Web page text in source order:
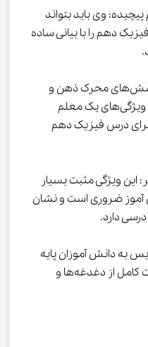
پیچیده: وی باید بتواند
دهم را با بیانی ساده
داشتن مهارت در طرح پرسش‌های محرک ذهن و
تقویت تفکر تحلیلی نیز از ویژگی‌های یک معلم
درس فیزیک دهم
این ویژگی مثبت بسیار
آموز ضروری است و نشان
دارد.
به دانش آموزان پایه
دهم رشته ریاضی و شناخت کامل از دغدغه‌ها و